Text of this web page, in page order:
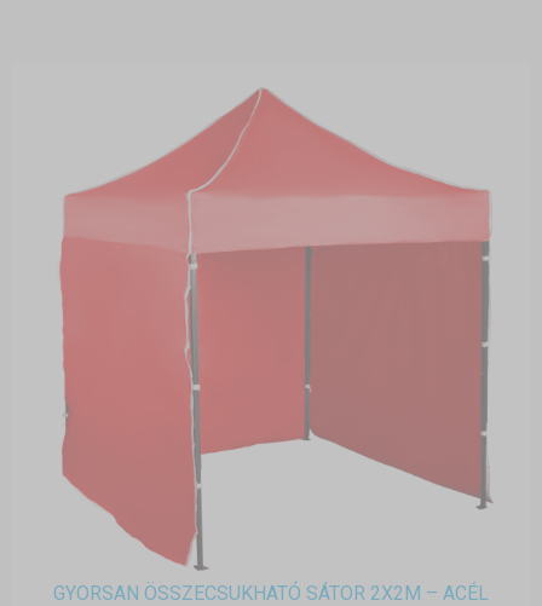
GYORSAN ÖSSZECSUKHATÓ SÁTOR 2X2M – ACÉL